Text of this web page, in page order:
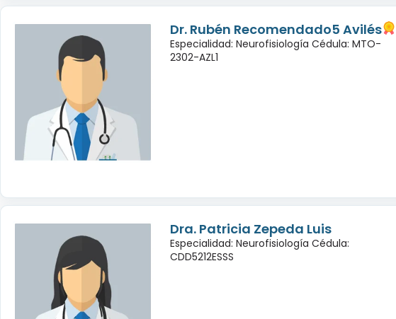
Dr. Rubén Recomendado5 Avilés
Especialidad: Neurofisiología Cédula: MTO-
2302-AZL1
Dra. Patricia Zepeda Luis
Especialidad: Neurofisiología Cédula:
CDD5212ESSS